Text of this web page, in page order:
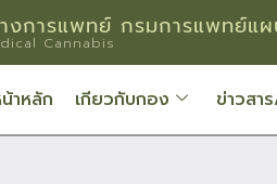
การแพทย์ กรมการแพทย์แผ
Cannabis
าหลัก เกียวกับกอง ข่าวสา